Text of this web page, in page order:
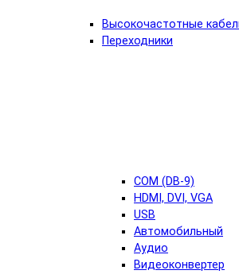
Высокочастотные
Переходники
COM (DB-9)
HDMI, DVI, VGA
USB
Автомобильный
Аудио
Видеоконвертер